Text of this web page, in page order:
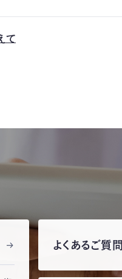
て
よくあるご質問